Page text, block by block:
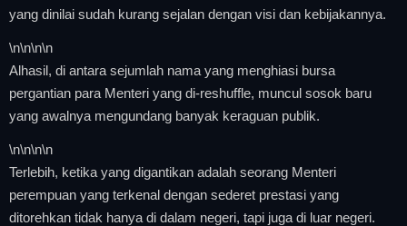
yang dinilai sudah kurang sejalan dengan visi dan kebijakannya.
\n\n\n\n
Alhasil, di antara sejumlah nama yang menghiasi bursa
pergantian para Menteri yang di-reshuffle, muncul sosok baru
yang awalnya mengundang banyak keraguan publik.
\n\n\n\n
Terlebih, ketika yang digantikan adalah seorang Menteri
perempuan yang terkenal dengan sederet prestasi yang
ditorehkan tidak hanya di dalam negeri, tapi juga di luar negeri.